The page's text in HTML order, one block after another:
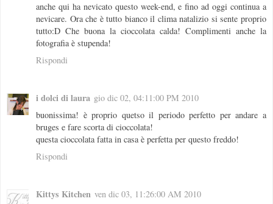
anche qui ha nevicato questo week-end, e fino ad oggi continua a
nevicare. Ora che è tutto bianco il clima natalizio si sente proprio
tutto:D Che buona la cioccolata calda! Complimenti anche la
fotografia è stupenda!
Rispondi
i dolci di laura gio dic 02, 04:11:00 PM 2010
buonissima! è proprio quetso il periodo perfetto per andare a
bruges e fare scorta di cioccolata!
questa cioccolata fatta in casa è perfetta per questo freddo!
Rispondi
Kittys Kitchen ven dic 03, 11:26:00 AM 2010